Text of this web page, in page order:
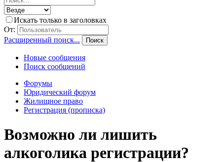
Искать только в заголовках
От:
Расширенный поиск...
Поиск
Новые сообщения
Поиск сообщений
Форумы
Юридический форум
Жилищное право
Регистрация (прописка)
Возможно ли лишить
алкоголика регистрации?